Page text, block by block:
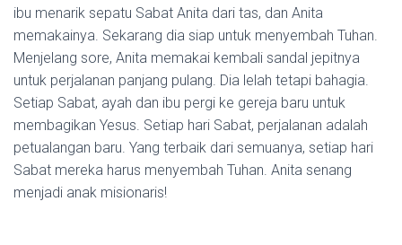
ibu menarik sepatu Sabat Anita dari tas, dan Anita
memakainya. Sekarang dia siap untuk menyembah Tuhan.
Menjelang sore, Anita memakai kembali sandal jepitnya
untuk perjalanan panjang pulang. Dia lelah tetapi bahagia.
Setiap Sabat, ayah dan ibu pergi ke gereja baru untuk
membagikan Yesus. Setiap hari Sabat, perjalanan adalah
petualangan baru. Yang terbaik dari semuanya, setiap hari
Sabat mereka harus menyembah Tuhan. Anita senang
menjadi anak misionaris!